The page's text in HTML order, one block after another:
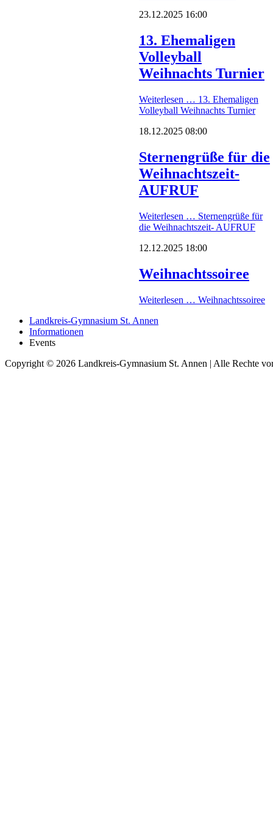
23.12.2025 16:00
13. Ehemaligen
Volleyball
Weihnachts Turnier
Weiterlesen … 13. Ehemaligen
Volleyball Weihnachts Turnier
18.12.2025 08:00
Sternengrüße für die
Weihnachtszeit-
AUFRUF
Weiterlesen … Sternengrüße für
die Weihnachtszeit- AUFRUF
12.12.2025 18:00
Weihnachtssoiree
Weiterlesen … Weihnachtssoiree
Landkreis-Gymnasium St. Annen
Informationen
Events
Copyright © 2026 Landkreis-Gymnasium St. Annen | Alle Rechte